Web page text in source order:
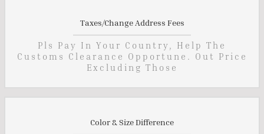
Taxes/Change Address Fees
Pls Pay In Your Country, Help The
Customs Clearance Opportune. Out Price
Excluding Those
Color & Size Difference